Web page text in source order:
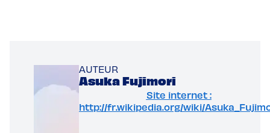
AUTEUR
Asuka Fujimori
Site internet :
http://fr.wikipedia.org/wiki/